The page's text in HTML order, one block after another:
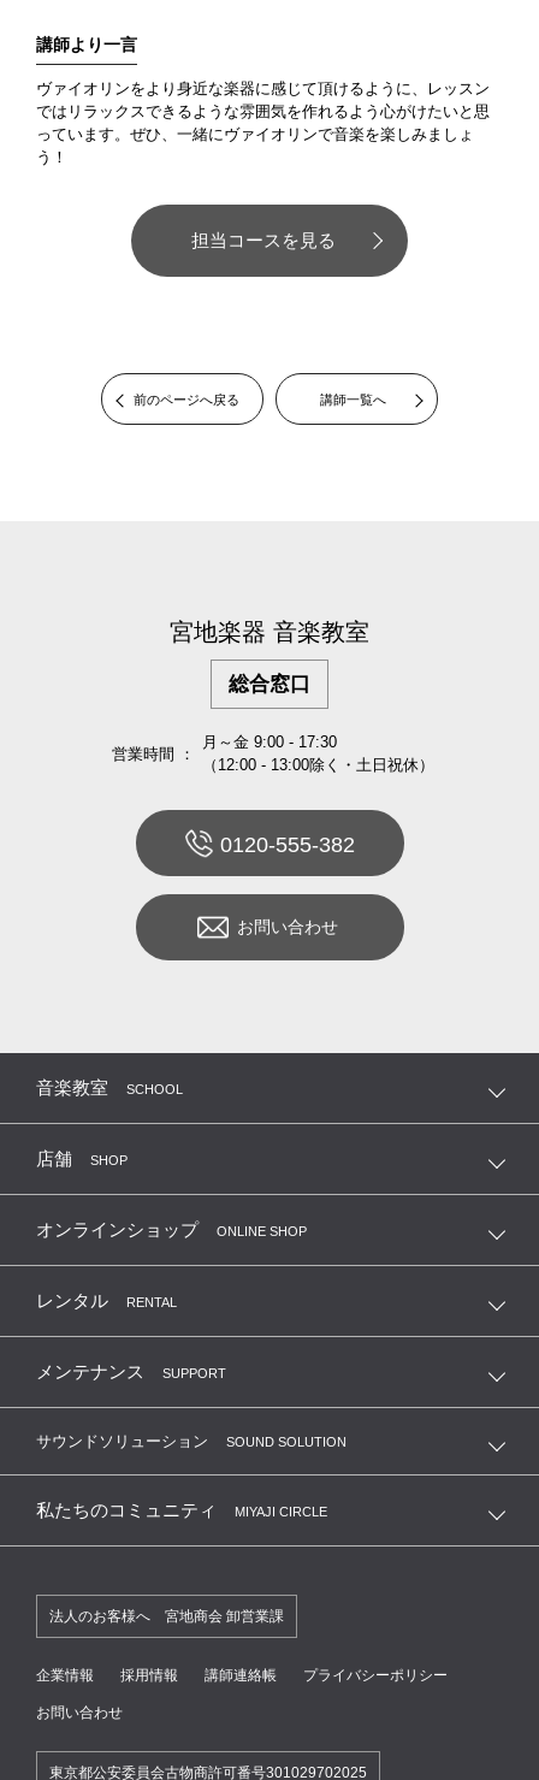
講師より一言
ヴァイオリンをより身近な楽器に感じて頂けるように、レッスン
ではリラックスできるような雰囲気を作れるよう心がけたいと思
っています。ぜひ、一緒にヴァイオリンで音楽を楽しみましょ
う！
担当コースを見る
前のページへ戻る 講師一覧へ
宮地楽器 音楽教室
総合窓口
営業時間 ：
月～金 9:00 - 17:30
（12:00 - 13:00除く・土日祝休）
0120-555-382
お問い合わせ
音楽教室 SCHOOL
店舗 SHOP
オンラインショップ ONLINE SHOP
レンタル RENTAL
メンテナンス SUPPORT
サウンドソリューション SOUND SOLUTION
私たちのコミュニティ MIYAJI CIRCLE
法人のお客様へ 宮地商会 卸営業課
企業情報 採用情報 講師連絡帳 プライバシーポリシー
お問い合わせ
東京都公安委員会古物商許可番号301029702025